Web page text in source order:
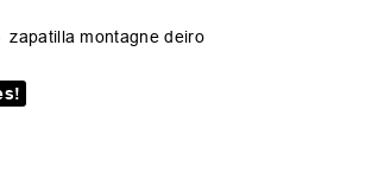
zapatilla montagne deiro
3.